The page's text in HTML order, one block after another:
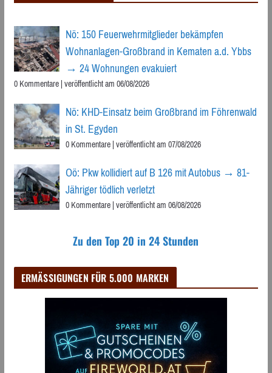
Nö: 150 Feuerwehrmitglieder bekämpfen
Wohnanlagen-Großbrand in Kematen a.d. Ybbs
→ 24 Wohnungen evakuiert
0 Kommentare|veröffentlicht am 06/08/2026
Nö: KHD-Einsatz beim Großbrand im Föhrenwald
in St. Egyden
0 Kommentare|veröffentlicht am 07/08/2026
Oö: Pkw kollidiert auf B 126 mit Autobus → 81-
Jähriger tödlich verletzt
0 Kommentare|veröffentlicht am 06/08/2026
Zu den Top 20 in 24 Stunden
ERMÄSSIGUNGEN FÜR 5.000 MARKEN